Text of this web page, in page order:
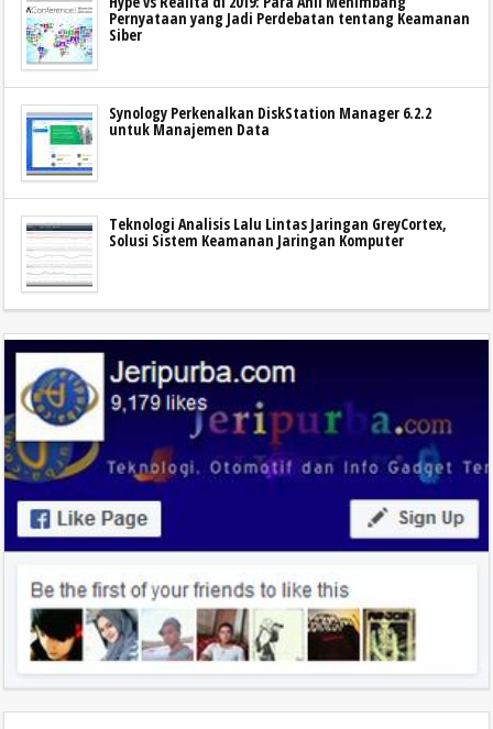
Pernyataan yang Jadi Perdebatan tentang Keamanan
Siber
Synology Perkenalkan DiskStation Manager 6.2.2
untuk Manajemen Data
Teknologi Analisis Lalu Lintas Jaringan GreyCortex,
Solusi Sistem Keamanan Jaringan Komputer